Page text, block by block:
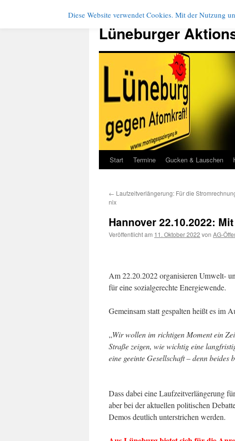
Zum
springen
Lüneburger
Start Termine Gucken & Lauschen
← Laufzeitverlängerung: Für die
nix
Hannover 22.10.2022:
Veröffentlicht am 11. Oktober 2022 von AG-
Am 22.20.2022 organisieren Umwelt-
für eine sozialgerechte Energiewende.
Gemeinsam statt gespalten heißt es im
„Wir wollen im richtigen Moment ein
Straße zeigen, wie wichtig eine
eine geeinte Gesellschaft – denn
Dass dabei eine Laufzeitverlängerung
aber bei der aktuellen politischen
Demos deutlich unterstrichen werden.
Diese Website verwendet Cookies. Mit der Nutzung